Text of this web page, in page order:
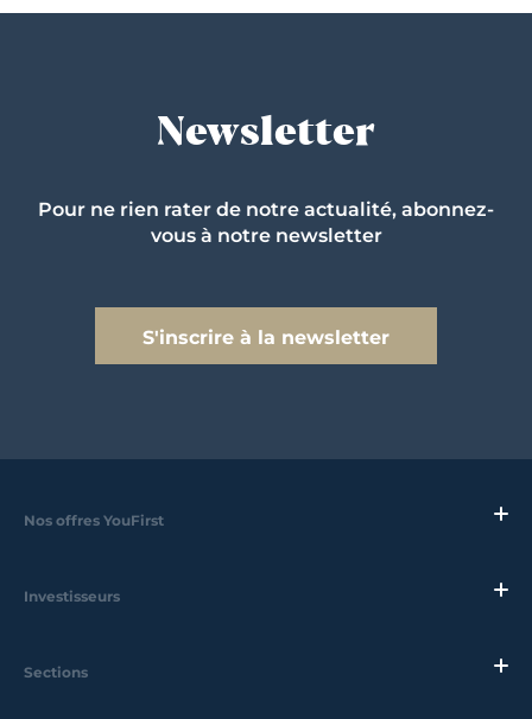
Newsletter
Pour ne rien rater de notre actualité, abonnez-
vous à notre newsletter
S'inscrire à la newsletter
Nos offres YouFirst
Investisseurs
Sections